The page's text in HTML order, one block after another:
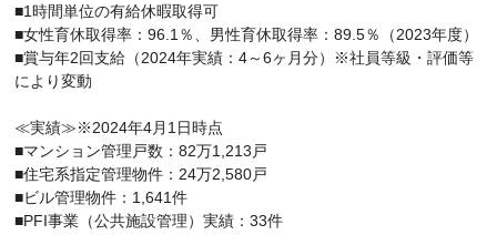
■1時間単位の有給休暇取得可
■女性育休取得率：96.1％、男性育休取得率：89.5％（2023年度）
■賞与年2回支給（2024年実績：4～6ヶ月分）※社員等級・評価等
により変動
≪実績≫※2024年4月1日時点
■マンション管理戸数：82万1,213戸
■住宅系指定管理物件：24万2,580戸
■ビル管理物件：1,641件
■PFI事業（公共施設管理）実績：33件